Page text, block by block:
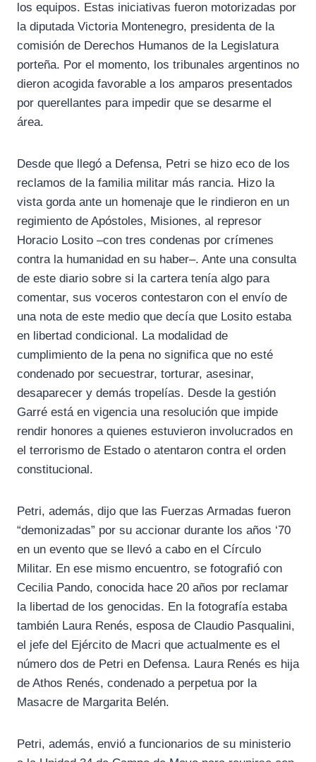
los equipos. Estas iniciativas fueron motorizadas por
la diputada Victoria Montenegro, presidenta de la
comisión de Derechos Humanos de la Legislatura
porteña. Por el momento, los tribunales argentinos no
dieron acogida favorable a los amparos presentados
por querellantes para impedir que se desarme el
área.
Desde que llegó a Defensa, Petri se hizo eco de los
reclamos de la familia militar más rancia. Hizo la
vista gorda ante un homenaje que le rindieron en un
regimiento de Apóstoles, Misiones, al represor
Horacio Losito –con tres condenas por crímenes
contra la humanidad en su haber–. Ante una consulta
de este diario sobre si la cartera tenía algo para
comentar, sus voceros contestaron con el envío de
una nota de este medio que decía que Losito estaba
en libertad condicional. La modalidad de
cumplimiento de la pena no significa que no esté
condenado por secuestrar, torturar, asesinar,
desaparecer y demás tropelías. Desde la gestión
Garré está en vigencia una resolución que impide
rendir honores a quienes estuvieron involucrados en
el terrorismo de Estado o atentaron contra el orden
constitucional.
Petri, además, dijo que las Fuerzas Armadas fueron
“demonizadas” por su accionar durante los años ‘70
en un evento que se llevó a cabo en el Círculo
Militar. En ese mismo encuentro, se fotografió con
Cecilia Pando, conocida hace 20 años por reclamar
la libertad de los genocidas. En la fotografía estaba
también Laura Renés, esposa de Claudio Pasqualini,
el jefe del Ejército de Macri que actualmente es el
número dos de Petri en Defensa. Laura Renés es hija
de Athos Renés, condenado a perpetua por la
Masacre de Margarita Belén.
Petri, además, envió a funcionarios de su ministerio